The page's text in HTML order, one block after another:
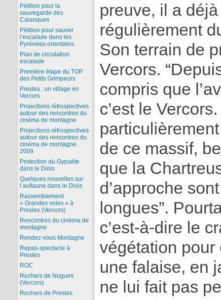
preuve, il a
régulièrement
Son terrain de
Vercors.
compris que
c’est le Vercors.
de ce massif,
que la
d’approche
longues”.
c’est-à-dire le
végétation pour
une falaise, en
ne lui fait pas
Pétition pour la
sauvegarde des
Calanques
Pétition pour sauver
l’escalade dans les
Pyrénées-orientales
Plan de circulation
escalade
Première étape du TOP
des Petits Grimpeurs
Presles : un village en
Vercors
Projections rétrospectives
autour des rencontres du
cinéma de montagne
Projections rétrospectives
autour des rencontres du
cinéma de montagne
2009
Protection du Gypaète
dans le Diois
Quelques nouvelles sur
l’avifaune dans le Diois
Rassemblement
« Grandes voies » à
Presles (Vercors)
Rencontres du cinéma de
montagne
Rendez-vous Montagne
Repas-spectacle à
Presles
ROC
Rochers de Nugues
(Vercors)
Rochers de Presles